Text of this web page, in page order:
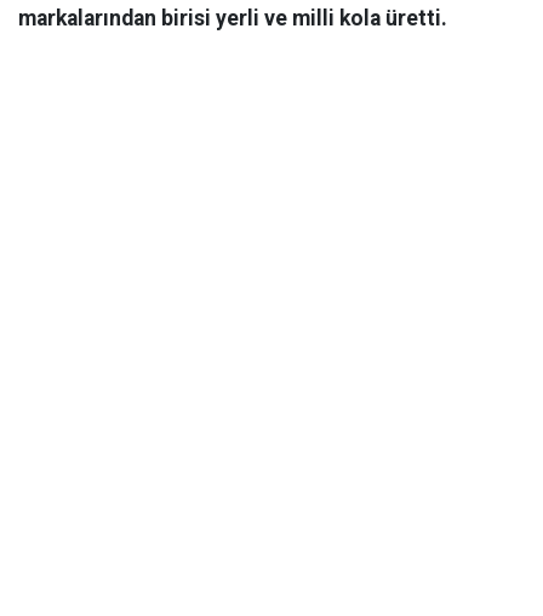
markalarından birisi yerli ve milli kola üretti.